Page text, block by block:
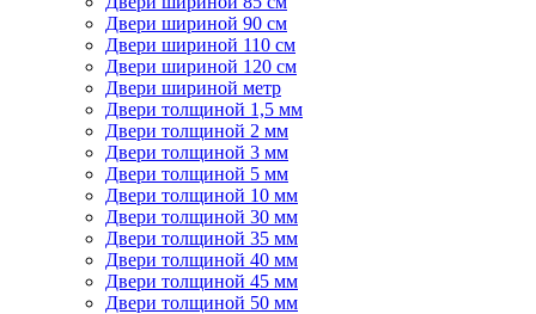
Двери шириной 90 см
Двери шириной 110 см
Двери шириной 120 см
Двери шириной метр
Двери толщиной 1,5 мм
Двери толщиной 2 мм
Двери толщиной 3 мм
Двери толщиной 5 мм
Двери толщиной 10 мм
Двери толщиной 30 мм
Двери толщиной 35 мм
Двери толщиной 40 мм
Двери толщиной 45 мм
Двери толщиной 50 мм